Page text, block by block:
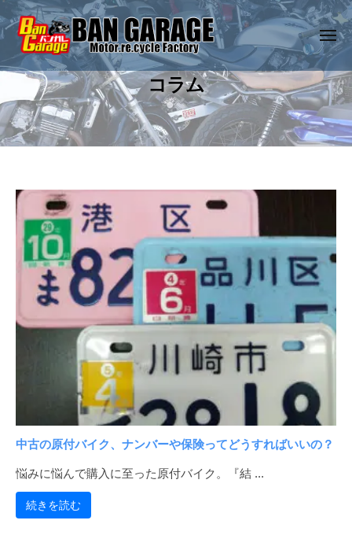
ン
ン
へ
ス
中
バ
イ
原
付
・
ス
タ
安
・
格
安
販
輸
用
の
中
バ
イ
原
ス
を
一
の
方
に
メ
ニ
ュ
ー
コラム
コ
ラ
ム
2025
2
中古の原付バイク、ナンバーや保険ってどうすればいいの？
悩みに悩んで購入に至った原付バイク。『結 ...
続きを読む
古
バ
イ
ク
原
付
・
ク
ー
タ
ー
を
・
ン
ガ
レ
ー